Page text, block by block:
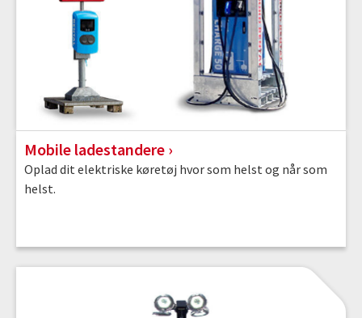
Mobile ladestandere
Oplad dit elektriske køretøj hvor som helst og når som
helst.